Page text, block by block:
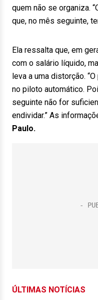
quem não se organiza.
que, no mês seguinte,
Ela ressalta que, em
com o salário líquido,
leva a uma distorção.
no piloto automático.
seguinte não for
endividar.” As
Paulo.